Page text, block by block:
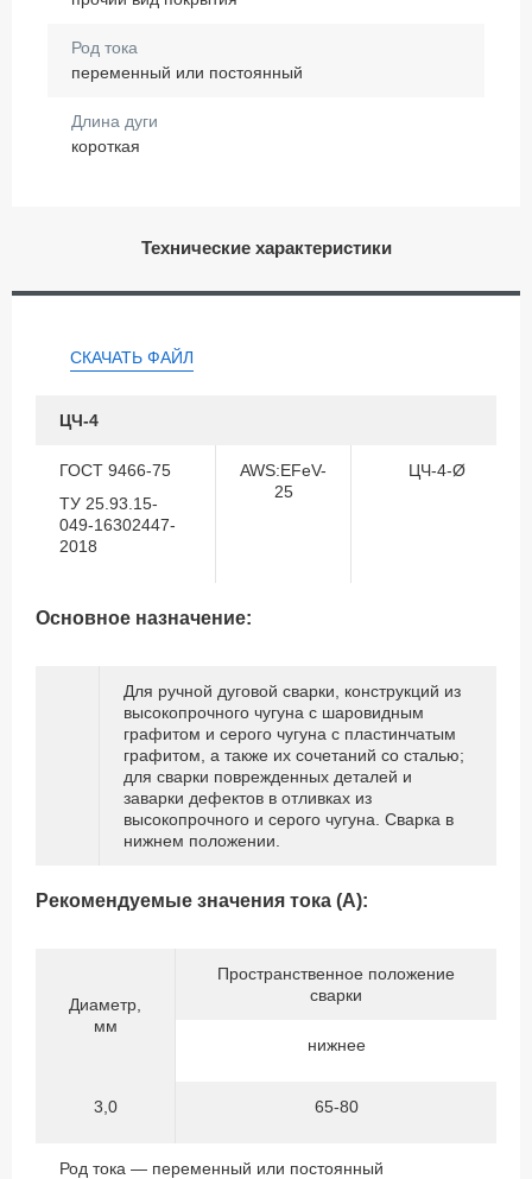
Род тока
переменный или постоянный
Длина дуги
короткая
Технические характеристики
СКАЧАТЬ ФАЙЛ
ЦЧ-4
ГОСТ 9466-75
ТУ 25.93.15-
049-16302447-
2018
AWS:EFeV-
25
ЦЧ-4-Ø
Основное назначение:
Для ручной дуговой сварки, конструкций из
высокопрочного чугуна с шаровидным
графитом и серого чугуна с пластинчатым
графитом, а также их сочетаний со сталью;
для сварки поврежденных деталей и
заварки дефектов в отливках из
высокопрочного и серого чугуна. Сварка в
нижнем положении.
Рекомендуемые значения тока (А):
Диаметр,
мм
Пространственное положение
сварки
нижнее
3,0 65-80
Род тока — переменный или постоянный